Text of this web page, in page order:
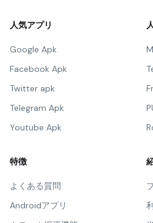
人気アプリ
Google Apk
Facebook Apk
Twitter apk
Telegram Apk
Youtube Apk
特徴
よくある質問
Androidアプリ